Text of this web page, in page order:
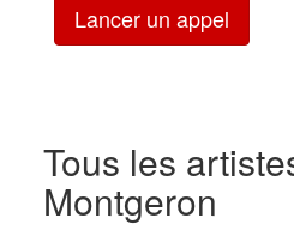
Lancer un appel
Tous les
Montgeron